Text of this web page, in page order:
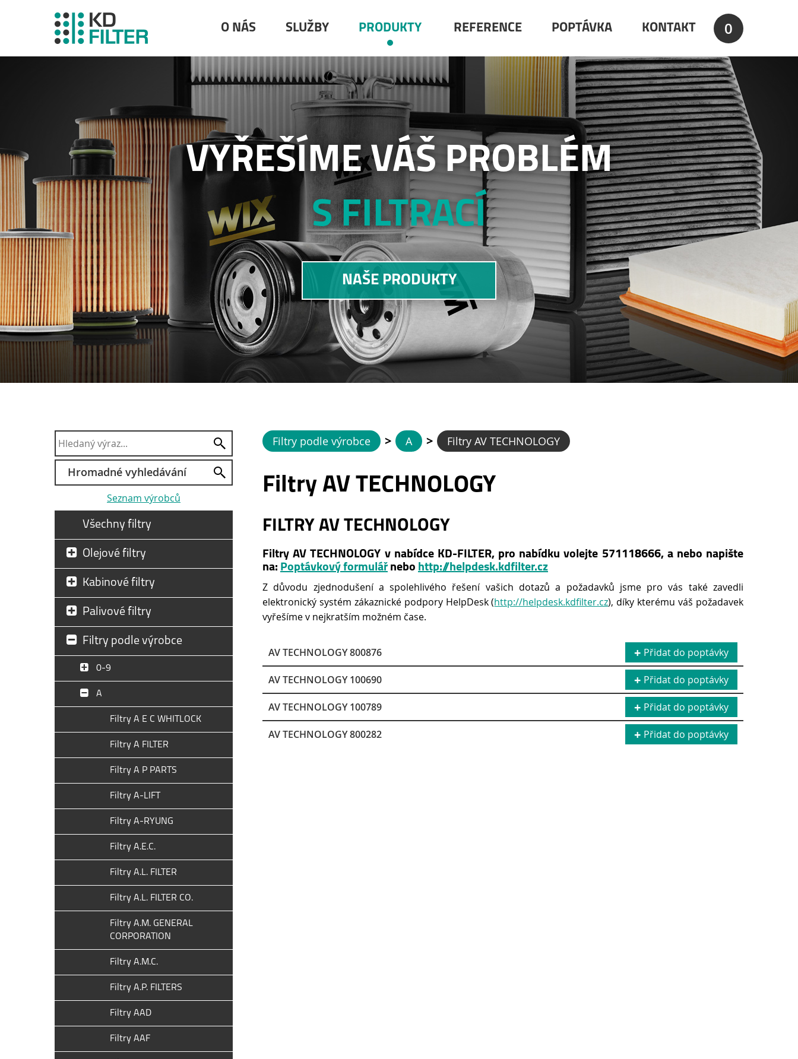
O NÁS SLUŽBY PRODUKTY REFERENCE POPTÁVKA KONTAKT 0
VYŘEŠÍME VÁŠ PROBLÉM
S FILTRACÍ
NAŠE PRODUKTY
Hromadné vyhledávání
Seznam výrobců
Všechny filtry
Olejové filtry
Kabinové filtry
Palivové filtry
Filtry podle výrobce
0-9
A
Filtry A E C WHITLOCK
Filtry A FILTER
Filtry A P PARTS
Filtry A-LIFT
Filtry A-RYUNG
Filtry A.E.C.
Filtry A.L. FILTER
Filtry A.L. FILTER CO.
Filtry A.M. GENERAL
CORPORATION
Filtry A.M.C.
Filtry A.P. FILTERS
Filtry AAD
Filtry AAF
Filtry podle výrobce > A > Filtry AV TECHNOLOGY
Filtry AV TECHNOLOGY
FILTRY AV TECHNOLOGY
Filtry AV TECHNOLOGY v nabídce KD-FILTER, pro nabídku volejte 571118666, a nebo napište
na: Poptávkový formulář nebo http://helpdesk.kdfilter.cz
Z důvodu zjednodušení a spolehlivého řešení vašich dotazů a požadavků jsme pro vás také zavedli
elektronický systém zákaznické podpory HelpDesk (http://helpdesk.kdfilter.cz), díky kterému váš požadavek
vyřešíme v nejkratším možném čase.
AV TECHNOLOGY 800876 Přidat do poptávky
AV TECHNOLOGY 100690 Přidat do poptávky
AV TECHNOLOGY 100789 Přidat do poptávky
AV TECHNOLOGY 800282 Přidat do poptávky